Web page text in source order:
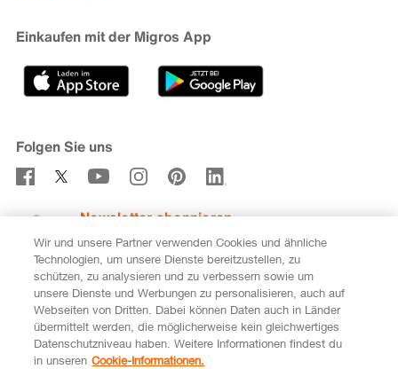
Filialfinder
Migros Bank
Karriere
Sponsoring
Medien
Verhaltenskodex & Meldestelle
Einkaufen mit der Migros App
Folgen Sie uns
Newsletter abonnieren
Rechtliches Datenschutz
Impressum
Cookie-Einstellungen
FR
Wir und unsere Partner verwenden Cookies und ähnliche
Technologien, um unsere Dienste bereitzustellen, zu
schützen, zu analysieren und zu verbessern sowie um
unsere Dienste und Werbungen zu personalisieren, auch auf
Webseiten von Dritten. Dabei können Daten auch in Länder
übermittelt werden, die möglicherweise kein gleichwertiges
Datenschutzniveau haben. Weitere Informationen findest du
in unseren Cookie-Informationen.